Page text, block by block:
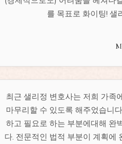
를 목표로 화이팅! 샐
최근 샐리정 변호사는 저희 가족
마무리할 수 있도록 해주었습니
하고 필요로 하는 부분에대해 완
다. 전문적인 법적 부분이 계획에